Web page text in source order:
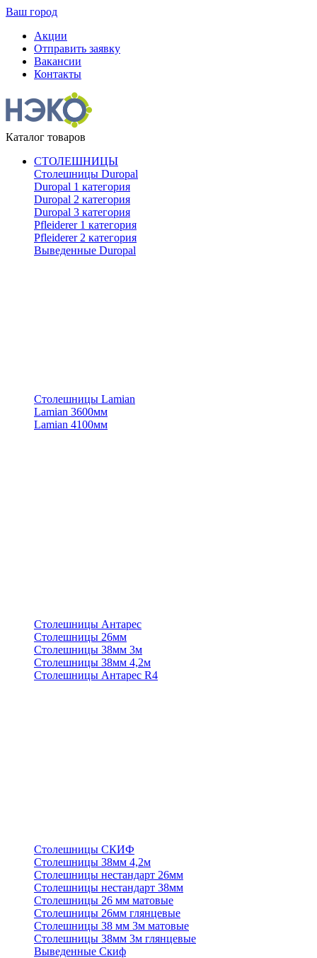
Ваш город
Акции
Отправить заявку
Вакансии
Контакты
Каталог товаров
СТОЛЕШНИЦЫ
Столешницы Duropal
Duropal 1 категория
Duropal 2 категория
Duropal 3 категория
Pfleiderer 1 категория
Pfleiderer 2 категория
Выведенные Duropal
Столешницы Lamian
Lamian 3600мм
Lamian 4100мм
Столешницы Антарес
Столешницы 26мм
Столешницы 38мм 3м
Столешницы 38мм 4,2м
Столешницы Антарес R4
Столешницы СКИФ
Столешницы 38мм 4,2м
Столешницы нестандарт 26мм
Столешницы нестандарт 38мм
Столешницы 26 мм матовые
Столешницы 26мм глянцевые
Столешницы 38 мм 3м матовые
Столешницы 38мм 3м глянцевые
Выведенные Скиф